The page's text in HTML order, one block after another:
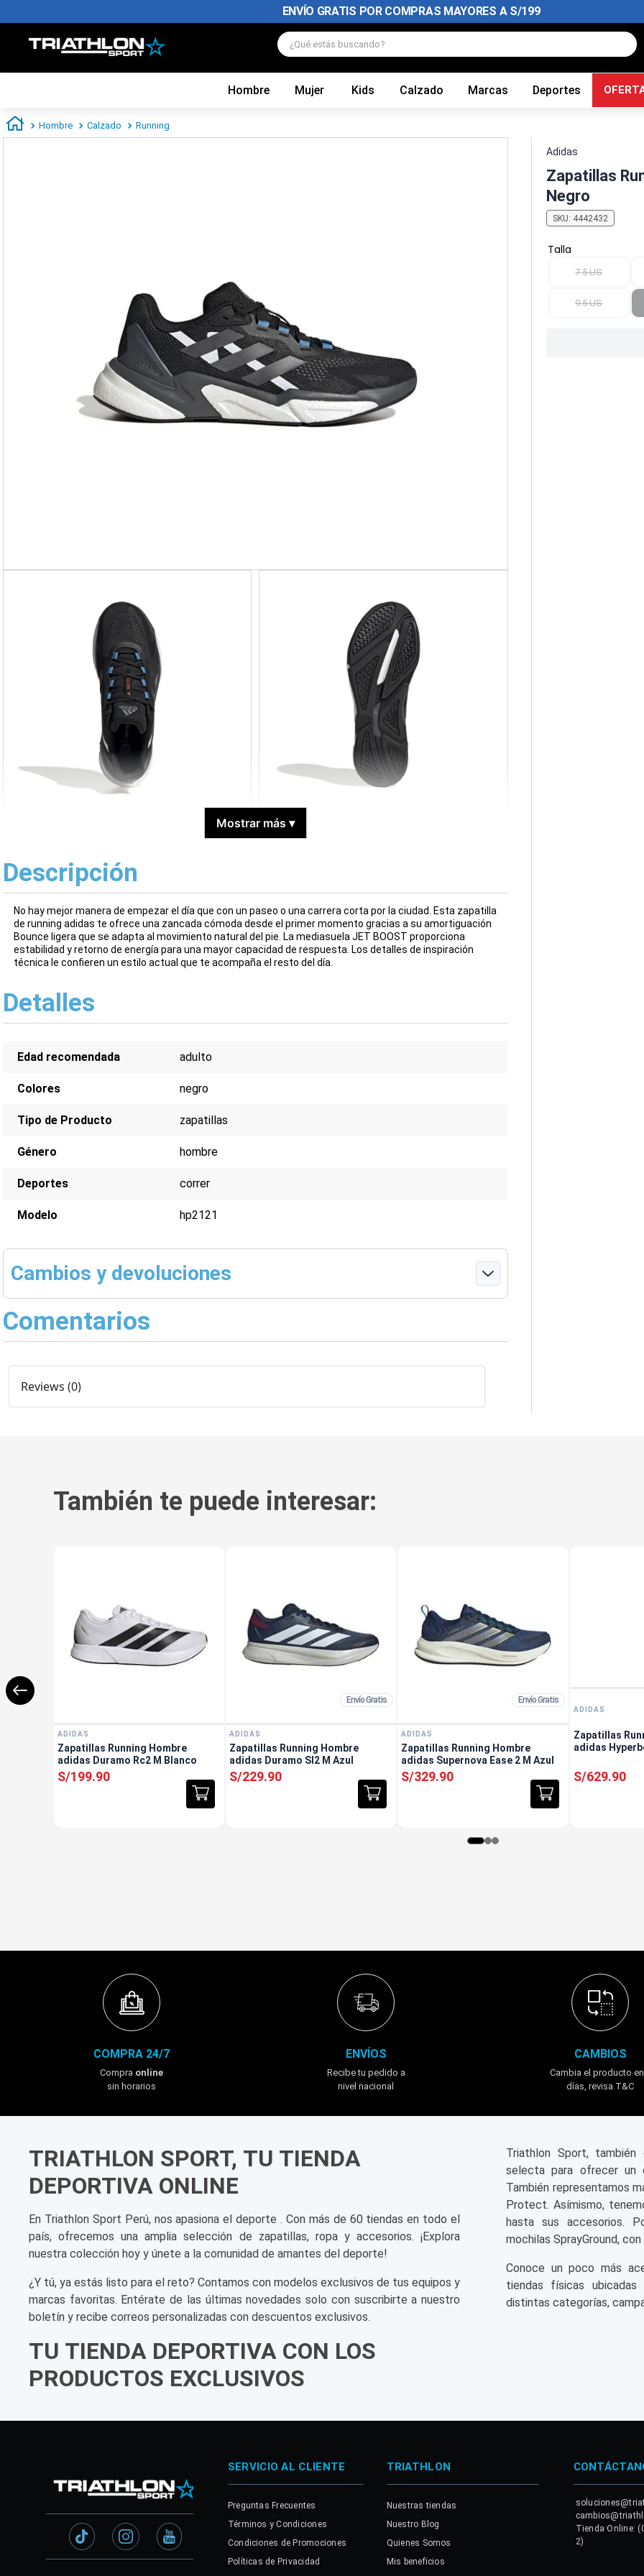
ENVÍO GRATIS POR COMPRAS MAYORES A S/199
¿Qué estás buscando?
Hombre Mujer Kids Calzado Marcas Deportes
Hombre Calzado Running
Mostrar más ▾
Descripción
No hay mejor manera de empezar el día que con un paseo o una carrera corta por la ciudad. Esta zapatilla
de running adidas te ofrece una zancada cómoda desde el primer momento gracias a su amortiguación
Bounce ligera que se adapta al movimiento natural del pie. La mediasuela JET BOOST proporciona
estabilidad y retorno de energía para una mayor capacidad de respuesta. Los detalles de inspiración
técnica le confieren un estilo actual que te acompaña el resto del día.
Detalles
Edad recomendada adulto
Colores negro
Tipo de Producto zapatillas
Género hombre
Deportes correr
Modelo hp2121
Cambios y devoluciones
Comentarios
Reviews (0)
Adidas
Zapatillas
Negro
SKU: 4442432
Talla
7.5 US
9.5 US
También te puede interesar:
ADIDAS
Zapatillas Running Hombre
adidas Duramo Rc2 M Blanco
S/199.90
Envío Gratis
ADIDAS
Zapatillas Running Hombre
adidas Duramo Sl2 M Azul
S/229.90
Envío Gratis
ADIDAS
Zapatillas Running Hombre
adidas Supernova Ease 2 M Azul
S/329.90
ADIDAS
Zapatillas
adidas
S/629.90
COMPRA 24/7
Compra online
sin horarios
ENVÍOS
Recibe tu pedido a
nivel nacional
CAMBIOS
Cambia el producto
días, revisa T&C
TRIATHLON SPORT, TU TIENDA
DEPORTIVA ONLINE
En Triathlon Sport Perú, nos apasiona el deporte . Con más de 60 tiendas en todo el
país, ofrecemos una amplia selección de zapatillas, ropa y accesorios. ¡Explora
nuestra colección hoy y únete a la comunidad de amantes del deporte!
¿Y tú, ya estás listo para el reto? Contamos con modelos exclusivos de tus equipos y
marcas favoritas. Entérate de las últimas novedades solo con suscribirte a nuestro
boletín y recibe correos personalizadas con descuentos exclusivos.
TU TIENDA DEPORTIVA CON LOS
PRODUCTOS EXCLUSIVOS
Triathlon Sport, también
selecta para ofrecer un
También representamos
Protect. Asímismo,
hasta sus accesorios.
mochilas SprayGround,
Conoce un poco más
tiendas físicas
distintas categorías,
SERVICIO AL CLIENTE
Preguntas Frecuentes
Términos y Condiciones
Condiciones de Promociones
Políticas de Privacidad
TRIATHLON
Nuestras tiendas
Nuestro Blog
Quienes Somos
Mis beneficios
Tienda Online:
2)
TÉRMINOS MÁS BUSCADOS
2.
zapatillas nike